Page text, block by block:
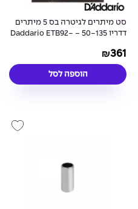
סט מיתרים לגיטרה בס 5 מיתרים
דדריו 50-135 - Daddario ETB92-
₪361
הוספה לסל